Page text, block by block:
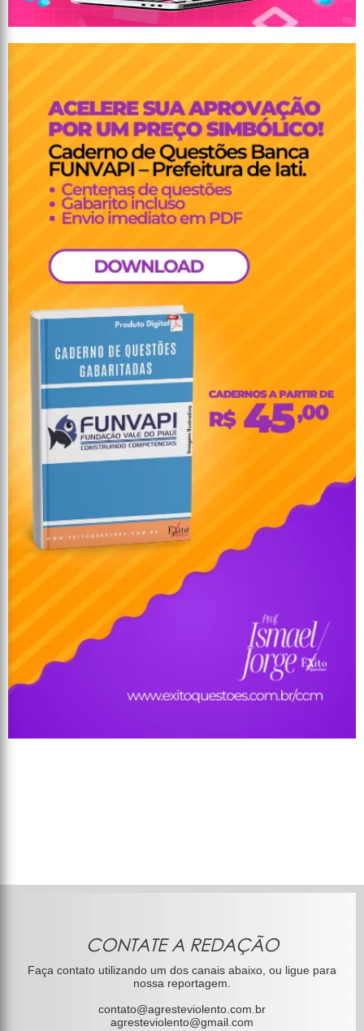
CONTATE A REDAÇÃO
Faça contato utilizando um dos canais abaixo, ou ligue para
nossa reportagem.
contato@agresteviolento.com.br
agresteviolento@gmail.com